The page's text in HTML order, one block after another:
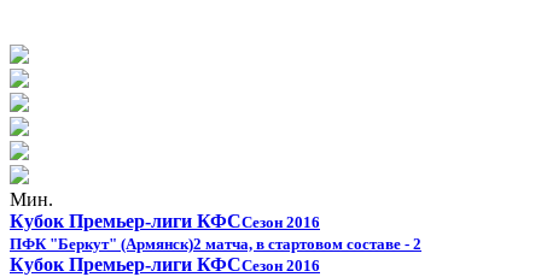
Мин.
Кубок Премьер-лиги КФССезон 2016
ПФК "Беркут" (Армянск)2 матча, в стартовом составе - 2
Кубок Премьер-лиги КФССезон 2016